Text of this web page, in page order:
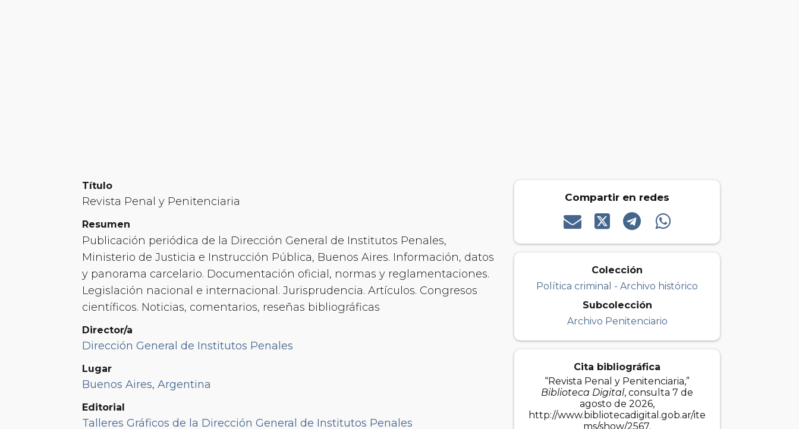
Título
Revista Penal y Penitenciaria
Resumen
Publicación periódica de la Dirección General de Institutos Penales,
Ministerio de Justicia e Instrucción Pública, Buenos Aires. Información, datos
y panorama carcelario. Documentación oficial, normas y reglamentaciones.
Legislación nacional e internacional. Jurisprudencia. Artículos. Congresos
científicos. Noticias, comentarios, reseñas bibliográficas
Director/a
Dirección General de Institutos Penales
Lugar
Buenos Aires, Argentina
Editorial
Talleres Gráficos de la Dirección General de Institutos Penales
Compartir en redes
Colección
Política criminal - Archivo histórico
Subcolección
Archivo Penitenciario
Cita bibliográfica
“Revista Penal y Penitenciaria,”
Biblioteca Digital, consulta 7 de
agosto de 2026,
http://www.bibliotecadigital.gob.ar/ite
ms/show/2567.